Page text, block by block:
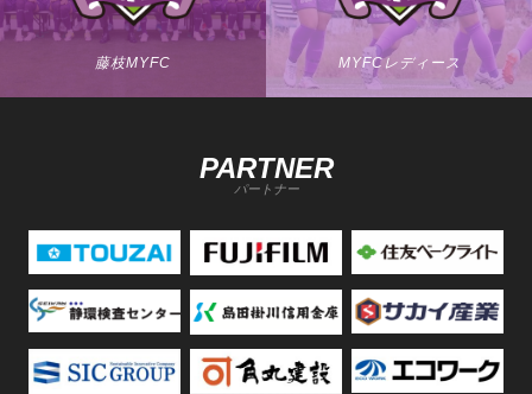
藤枝MYFC MYFCレディース
PARTNER
パートナー